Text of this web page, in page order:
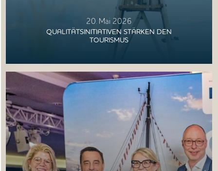
20. Mai 2026
QUALITÄTSINITIATIVEN STÄRKEN DEN
TOURISMUS